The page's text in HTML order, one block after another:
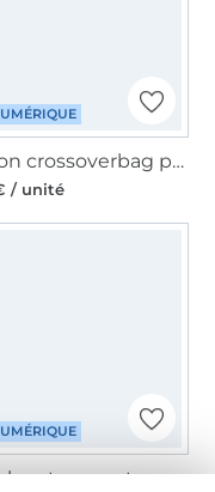
Patron crossoverbag pdf FritzWalter Konfetti Patterns, en allemand
/ unité
Ebook patron veste enfant MOON Sew Simple, en allemand